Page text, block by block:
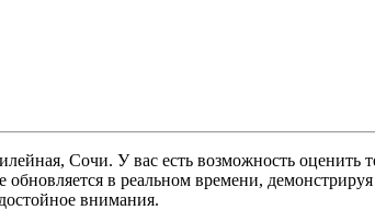
Сочи. У вас есть возможность
в реальном времени,
внимания.